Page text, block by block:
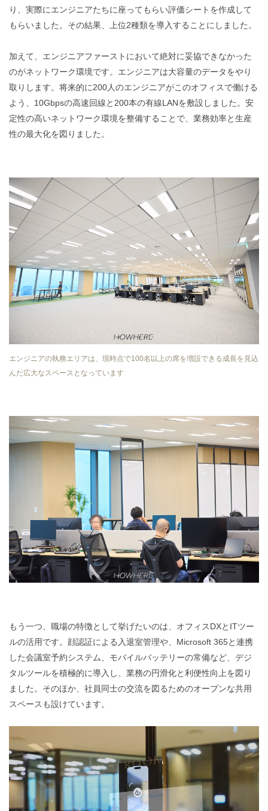
り、実際にエンジニアたちに座ってもらい評価シートを作成して
もらいました。その結果、上位2種類を導入することにしました。
加えて、エンジニアファーストにおいて絶対に妥協できなかった
のがネットワーク環境です。エンジニアは大容量のデータをやり
取りします。将来的に200人のエンジニアがこのオフィスで働ける
よう、10Gbpsの高速回線と200本の有線LANを敷設しました。安
定性の高いネットワーク環境を整備することで、業務効率と生産
性の最大化を図りました。
エンジニアの執務エリアは、現時点で100名以上の席を増設できる成長を見込
んだ広大なスペースとなっています
もう一つ、職場の特徴として挙げたいのは、オフィスDXとITツー
ルの活用です。顔認証による入退室管理や、Microsoft 365と連携
した会議室予約システム、モバイルバッテリーの常備など、デジ
タルツールを積極的に導入し、業務の円滑化と利便性向上を図り
ました。そのほか、社員同士の交流を図るためのオープンな共用
スペースも設けています。
レ
ー
ヤ
ー